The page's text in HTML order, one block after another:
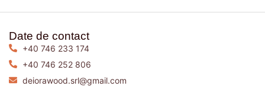
Date de contact
+40 746 233 174
+40 746 252 806
deiorawood.srl@gmail.com